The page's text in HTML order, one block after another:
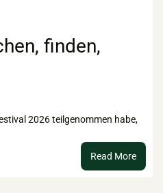
finden,
2026 teilgenommen habe,
Read More: